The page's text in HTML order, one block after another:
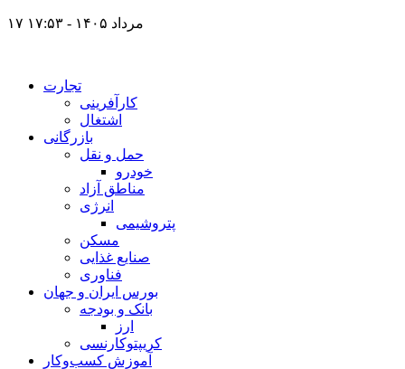
۱۷ مرداد ۱۴۰۵ - ۱۷:۵۳
تجارت
کارآفرینی
اشتغال
بازرگانی
حمل و نقل
خودرو
مناطق آزاد
انرژی
پتروشیمی
مسکن
صنایع غذایی
فناوری
بورس ایران و جهان
بانک و بودجه
ارز
کریپتوکارنسی
آموزش کسب‌وکار